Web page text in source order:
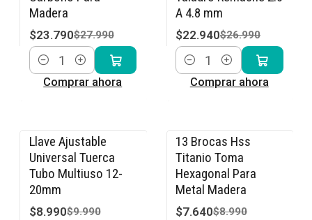
Madera
$23.790$27.990
Cantidad
Comprar ahora
A 4.8 mm
$22.940$26.990
Cantidad
Comprar ahora
-10% OFF
Llave Ajustable
Universal Tuerca
Tubo Multiuso 12-
20mm
$8.990$9.990
-15% OFF
13 Brocas Hss
Titanio Toma
Hexagonal Para
Metal Madera
$7.640$8.990